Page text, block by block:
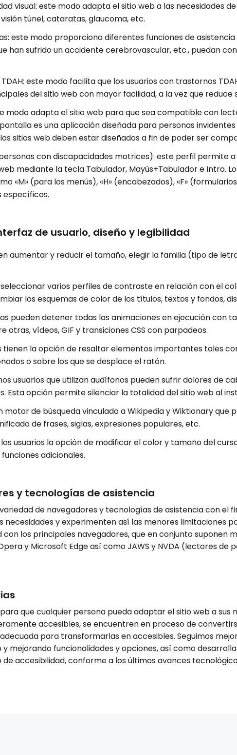
visual: este modo adapta el sitio web a las necesidades
túnel, cataratas, glaucoma, etc.
este modo proporciona diferentes funciones de
han sufrido un accidente cerebrovascular, etc., puedan
este modo facilita que los usuarios con trastornos
del sitio web con mayor facilidad, a la vez que
modo adapta el sitio web para que sea compatible con
es una aplicación diseñada para personas
sitios web deben estar diseñados a fin de poder ser
con discapacidades motrices): este perfil permite
mediante la tecla Tabulador, Mayús+Tabulador e Intro.
«M» (para los menús), «H» (encabezados), «F»
de usuario, diseño y legibilidad
aumentar y reducir el tamaño, elegir la familia (tipo de
varios perfiles de contraste en relación con el
los esquemas de color de los títulos, textos y fondos,
pueden detener todas las animaciones en ejecución con
vídeos, GIF y transiciones CSS con parpadeos.
tienen la opción de resaltar elementos importantes tales
o sobre los que se desplace el ratón.
usuarios que utilizan audífonos pueden sufrir dolores de
Esta opción permite silenciar la totalidad del sitio web al
motor de búsqueda vinculado a Wikipedia y Wiktionary que
de frases, siglas, expresiones populares, etc.
usuarios la opción de modificar el color y tamaño del
adicionales.
y tecnologías de asistencia
de navegadores y tecnologías de asistencia con el
y experimenten así las menores limitaciones
los principales navegadores, que en conjunto suponen
y Microsoft Edge así como JAWS y NVDA (lectores
que cualquier persona pueda adaptar el sitio web a sus
accesibles, se encuentren en proceso de
para transformarlas en accesibles. Seguimos
mejorando funcionalidades y opciones, así como
accesibilidad, conforme a los últimos avances